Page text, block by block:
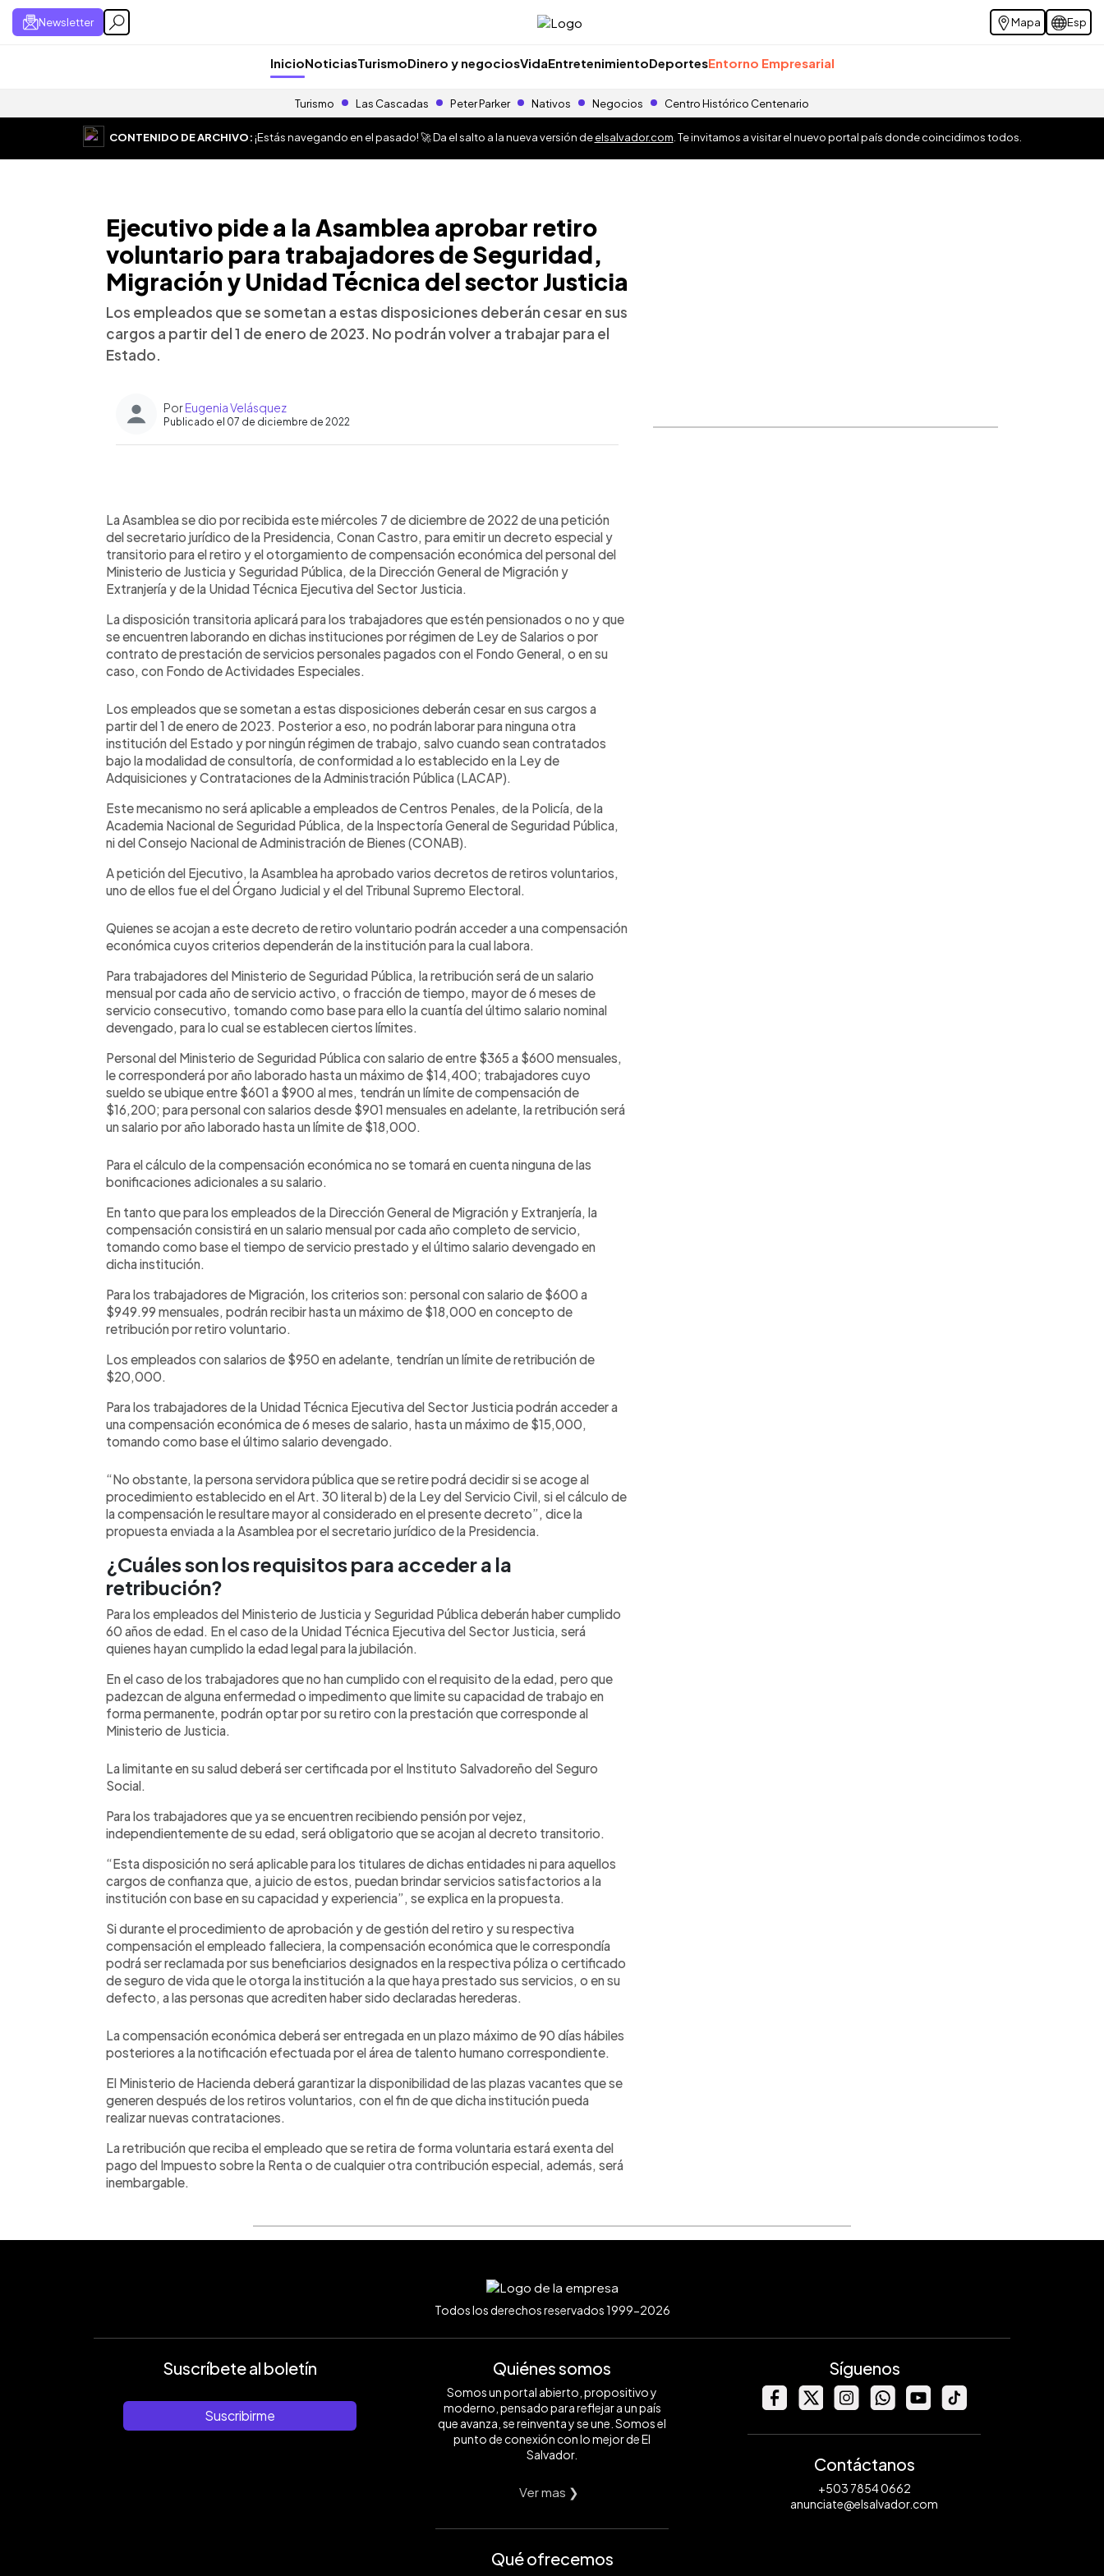
Newsletter Mapa Esp
InicioNoticiasTurismoDinero y negociosVidaEntretenimientoDeportesEntorno Empresarial
Turismo Las Cascadas Peter Parker Nativos Negocios Centro Histórico Centenario
CONTENIDO DE ARCHIVO:¡Estás navegando en el pasado! 🚀 Da el salto a la nueva versión deelsalvador.com . Te invitamos a visitar el nuevo portal país donde coincidimos todos.
Ejecutivo pide a la Asamblea aprobar retiro
voluntario para trabajadores de Seguridad,
Migración y Unidad Técnica del sector Justicia
Los empleados que se sometan a estas disposiciones deberán cesar en sus
cargos a partir del 1 de enero de 2023. No podrán volver a trabajar para el
Estado.
PorEugenia Velásquez
Publicado el 07 de diciembre de 2022
► Escuchar artículo
La Asamblea se dio por recibida este miércoles 7 de diciembre de 2022 de una petición
del secretario jurídico de la Presidencia, Conan Castro, para emitir un decreto especial y
transitorio para el retiro y el otorgamiento de compensación económica del personal del
Ministerio de Justicia y Seguridad Pública, de la Dirección General de Migración y
Extranjería y de la Unidad Técnica Ejecutiva del Sector Justicia.
La disposición transitoria aplicará para los trabajadores que estén pensionados o no y que
se encuentren laborando en dichas instituciones por régimen de Ley de Salarios o por
contrato de prestación de servicios personales pagados con el Fondo General, o en su
caso, con Fondo de Actividades Especiales.
Los empleados que se sometan a estas disposiciones deberán cesar en sus cargos a
partir del 1 de enero de 2023. Posterior a eso, no podrán laborar para ninguna otra
institución del Estado y por ningún régimen de trabajo, salvo cuando sean contratados
bajo la modalidad de consultoría, de conformidad a lo establecido en la Ley de
Adquisiciones y Contrataciones de la Administración Pública (LACAP).
Este mecanismo no será aplicable a empleados de Centros Penales, de la Policía, de la
Academia Nacional de Seguridad Pública, de la Inspectoría General de Seguridad Pública,
ni del Consejo Nacional de Administración de Bienes (CONAB).
A petición del Ejecutivo, la Asamblea ha aprobado varios decretos de retiros voluntarios,
uno de ellos fue el del Órgano Judicial y el del Tribunal Supremo Electoral.
Quienes se acojan a este decreto de retiro voluntario podrán acceder a una compensación
económica cuyos criterios dependerán de la institución para la cual labora.
Para trabajadores del Ministerio de Seguridad Pública, la retribución será de un salario
mensual por cada año de servicio activo, o fracción de tiempo, mayor de 6 meses de
servicio consecutivo, tomando como base para ello la cuantía del último salario nominal
devengado, para lo cual se establecen ciertos límites.
Personal del Ministerio de Seguridad Pública con salario de entre $365 a $600 mensuales,
le corresponderá por año laborado hasta un máximo de $14,400; trabajadores cuyo
sueldo se ubique entre $601 a $900 al mes, tendrán un límite de compensación de
$16,200; para personal con salarios desde $901 mensuales en adelante, la retribución será
un salario por año laborado hasta un límite de $18,000.
Para el cálculo de la compensación económica no se tomará en cuenta ninguna de las
bonificaciones adicionales a su salario.
En tanto que para los empleados de la Dirección General de Migración y Extranjería, la
compensación consistirá en un salario mensual por cada año completo de servicio,
tomando como base el tiempo de servicio prestado y el último salario devengado en
dicha institución.
Para los trabajadores de Migración, los criterios son: personal con salario de $600 a
$949.99 mensuales, podrán recibir hasta un máximo de $18,000 en concepto de
retribución por retiro voluntario.
Los empleados con salarios de $950 en adelante, tendrían un límite de retribución de
$20,000.
Para los trabajadores de la Unidad Técnica Ejecutiva del Sector Justicia podrán acceder a
una compensación económica de 6 meses de salario, hasta un máximo de $15,000,
tomando como base el último salario devengado.
“No obstante, la persona servidora pública que se retire podrá decidir si se acoge al
procedimiento establecido en el Art. 30 literal b) de la Ley del Servicio Civil, si el cálculo de
la compensación le resultare mayor al considerado en el presente decreto”, dice la
propuesta enviada a la Asamblea por el secretario jurídico de la Presidencia.
¿Cuáles son los requisitos para acceder a la
retribución?
Para los empleados del Ministerio de Justicia y Seguridad Pública deberán haber cumplido
60 años de edad. En el caso de la Unidad Técnica Ejecutiva del Sector Justicia, será
quienes hayan cumplido la edad legal para la jubilación.
En el caso de los trabajadores que no han cumplido con el requisito de la edad, pero que
padezcan de alguna enfermedad o impedimento que limite su capacidad de trabajo en
forma permanente, podrán optar por su retiro con la prestación que corresponde al
Ministerio de Justicia.
La limitante en su salud deberá ser certificada por el Instituto Salvadoreño del Seguro
Social.
Para los trabajadores que ya se encuentren recibiendo pensión por vejez,
independientemente de su edad, será obligatorio que se acojan al decreto transitorio.
“Esta disposición no será aplicable para los titulares de dichas entidades ni para aquellos
cargos de confianza que, a juicio de estos, puedan brindar servicios satisfactorios a la
institución con base en su capacidad y experiencia”, se explica en la propuesta.
Si durante el procedimiento de aprobación y de gestión del retiro y su respectiva
compensación el empleado falleciera, la compensación económica que le correspondía
podrá ser reclamada por sus beneficiarios designados en la respectiva póliza o certificado
de seguro de vida que le otorga la institución a la que haya prestado sus servicios, o en su
defecto, a las personas que acrediten haber sido declaradas herederas.
La compensación económica deberá ser entregada en un plazo máximo de 90 días hábiles
posteriores a la notificación efectuada por el área de talento humano correspondiente.
El Ministerio de Hacienda deberá garantizar la disponibilidad de las plazas vacantes que se
generen después de los retiros voluntarios, con el fin de que dicha institución pueda
realizar nuevas contrataciones.
La retribución que reciba el empleado que se retira de forma voluntaria estará exenta del
pago del Impuesto sobre la Renta o de cualquier otra contribución especial, además, será
inembargable.
Todos los derechos reservados 1999-2026
Suscríbete al boletín
Suscribirme
Quiénes somos
Somos un portal abierto, propositivo y
moderno, pensado para reflejar a un país
que avanza, se reinventa y se une. Somos el
punto de conexión con lo mejor de El
Salvador.
Ver mas ❯
Qué ofrecemos
Síguenos
Contáctanos
+503 7854 0662
anunciate@elsalvador.com